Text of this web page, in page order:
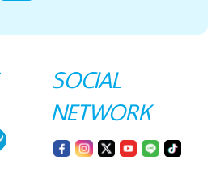
SOCIAL
NETWORK